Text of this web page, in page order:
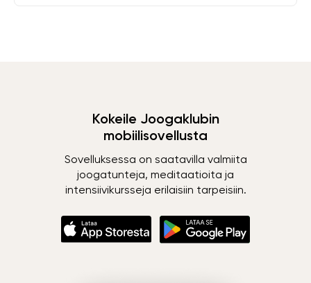
Kokeile Joogaklubin
mobiilisovellusta
Sovelluksessa on saatavilla valmiita
joogatunteja, meditaatioita ja
intensiivikursseja erilaisiin tarpeisiin.